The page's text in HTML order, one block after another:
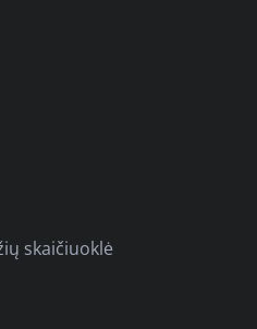
skaičiuoklė